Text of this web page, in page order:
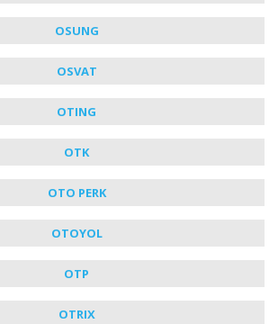
OSUNG
OSVAT
OTING
OTK
OTO PERK
OTOYOL
OTP
OTRIX